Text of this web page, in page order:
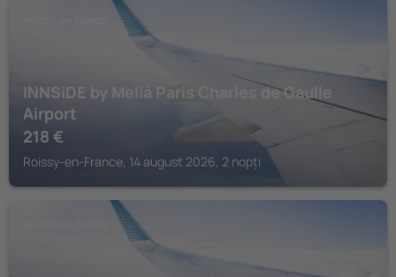
INNSiDE by Meliá Paris Charles de Gaulle
Airport
218 €
Roissy-en-France, 14 august 2026, 2 nopți